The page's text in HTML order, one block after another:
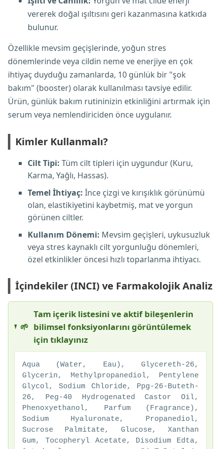
vererek doğal ışıltısını geri kazanmasına katkıda
bulunur.
Özellikle mevsim geçişlerinde, yoğun stres
dönemlerinde veya cildin neme ve enerjiye en çok
ihtiyaç duyduğu zamanlarda, 10 günlük bir "şok
bakım" (booster) olarak kullanılması tavsiye edilir.
Ürün, günlük bakım rutininizin etkinliğini artırmak için
serum veya nemlendiriciden önce uygulanır.
Kimler Kullanmalı?
Cilt Tipi: Tüm cilt tipleri için uygundur (Kuru,
Karma, Yağlı, Hassas).
Temel İhtiyaç: İnce çizgi ve kırışıklık görünümü
olan, elastikiyetini kaybetmiş, mat ve yorgun
görünen ciltler.
Kullanım Dönemi: Mevsim geçişleri, uykusuzluk
veya stres kaynaklı cilt yorgunluğu dönemleri,
özel etkinlikler öncesi hızlı toparlanma ihtiyacı.
İçindekiler (INCI) ve Farmakolojik Analiz
🌱
Tam içerik listesini ve aktif bileşenlerin
bilimsel fonksiyonlarını görüntülemek
için tıklayınız
Aqua (Water, Eau), Glycereth-26,
Glycerin, Methylpropanediol, Pentylene
Glycol, Sodium Chloride, Ppg-26-Buteth-
26, Peg-40 Hydrogenated Castor Oil,
Phenoxyethanol, Parfum (Fragrance),
Sodium Hyaluronate, Propanediol,
Sucrose Palmitate, Glucose, Xanthan
Gum, Tocopheryl Acetate, Disodium Edta,